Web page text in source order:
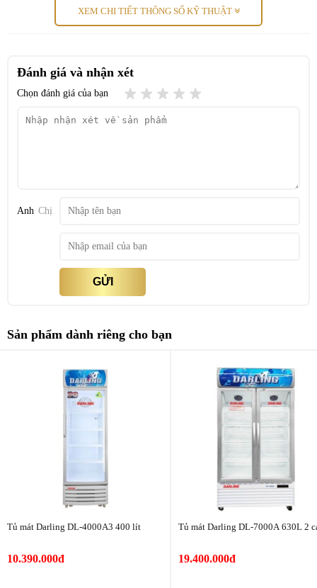
24 Tháng
XEM CHI TIẾT THÔNG SỐ KỸ THUẬT
Đánh giá và nhận xét
Chọn đánh giá của bạn
Anh Chị
GỬI
Sản phẩm dành riêng cho bạn
Tủ mát Darling DL-4000A3 400 lít
10.390.000đ
Tủ mát Darling DL-7000A 630L 2
19.400.000đ